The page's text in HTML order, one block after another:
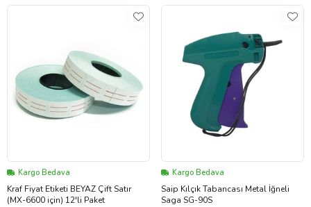
Kargo Bedava
Kraf Fiyat Etiketi BEYAZ Çift Satır
(MX-6600 için) 12'li Paket
Kargo Bedava
Saip Kılçık Tabancası Metal İğneli
Saga SG-90S